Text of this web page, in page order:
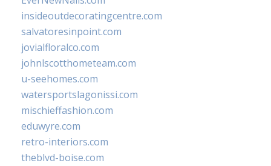
insideoutdecoratingcentre.com
salvatoresinpoint.com
jovialfloralco.com
johnlscotthometeam.com
u-seehomes.com
watersportslagonissi.com
mischieffashion.com
eduwyre.com
retro-interiors.com
theblvd-boise.com